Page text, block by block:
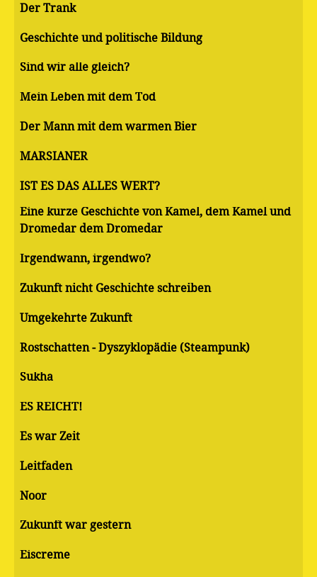
Der Trank
Geschichte und politische Bildung
Sind wir alle gleich?
Mein Leben mit dem Tod
Der Mann mit dem warmen Bier
MARSIANER
IST ES DAS ALLES WERT?
Eine kurze Geschichte von Kamel, dem Kamel und
Dromedar dem Dromedar
Irgendwann, irgendwo?
Zukunft nicht Geschichte schreiben
Umgekehrte Zukunft
Rostschatten - Dyszyklopädie (Steampunk)
Sukha
ES REICHT!
Es war Zeit
Leitfaden
Noor
Zukunft war gestern
Eiscreme